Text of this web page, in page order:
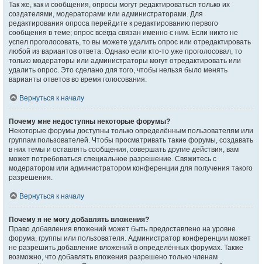
Так же, как и сообщения, опросы могут редактироваться только их
создателями, модераторами или администраторами. Для
редактирования опроса перейдите к редактированию первого
сообщения в теме; опрос всегда связан именно с ним. Если никто не
успел проголосовать, то вы можете удалить опрос или отредактировать
любой из вариантов ответа. Однако если кто-то уже проголосовал, то
только модераторы или администраторы могут отредактировать или
удалить опрос. Это сделано для того, чтобы нельзя было менять
варианты ответов во время голосования.
Вернуться к началу
Почему мне недоступны некоторые форумы?
Некоторые форумы доступны только определённым пользователям или
группам пользователей. Чтобы просматривать такие форумы, создавать
в них темы и оставлять сообщения, совершать другие действия, вам
может потребоваться специальное разрешение. Свяжитесь с
модератором или администратором конференции для получения такого
разрешения.
Вернуться к началу
Почему я не могу добавлять вложения?
Право добавления вложений может быть предоставлено на уровне
форума, группы или пользователя. Администратор конференции может
не разрешить добавление вложений в определённых форумах. Также
возможно, что добавлять вложения разрешено только членам